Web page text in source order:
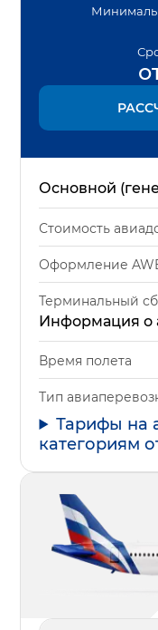
Основной
Стоимость
Оформление
Терминальный
Информация о
Время полета
Тип
Тарифы на
категориям